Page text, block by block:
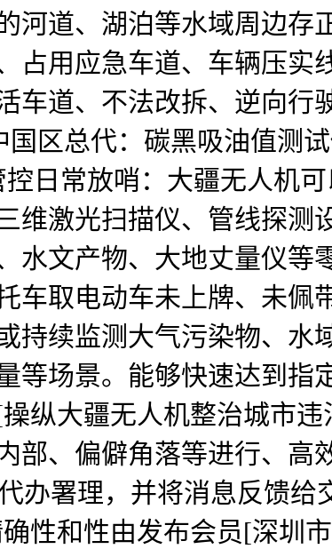
河道、湖泊等水域周边存
占用应急车道、车辆压实
车道、不法改拆、逆向
区总代：碳黑吸油值测
日常放哨：大疆无人机
维激光扫描仪、管线探测
水文产物、大地丈量仪等
车取电动车未上牌、未
持续监测大气污染物、水
等场景。能够快速达到指
纵大疆无人机整治城市
部、偏僻角落等进行、高
办署理，并将消息反馈
性和性由发布会员[深圳